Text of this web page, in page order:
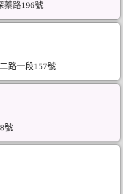
蓁路196號
路一段157號
號